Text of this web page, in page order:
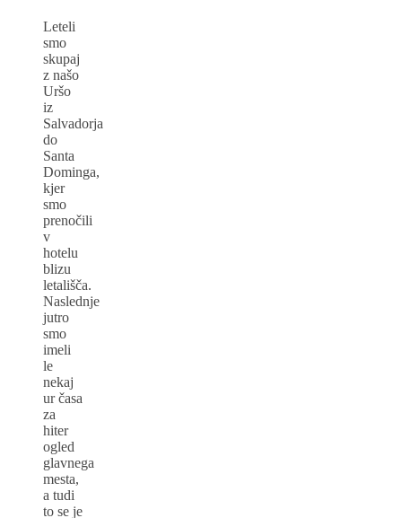
Leteli
smo
skupaj
z našo
Uršo
iz
Salvadorja
do
Santa
Dominga,
kjer
smo
prenočili
v
hotelu
blizu
letališča.
Naslednje
jutro
smo
imeli
le
nekaj
ur časa
za
hiter
ogled
glavnega
mesta,
a tudi
to se je